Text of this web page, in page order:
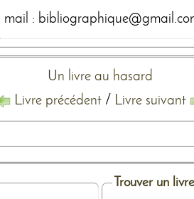
mail :
Un livre au hasard
Livre précédent / Livre suivant
Trouver un livre